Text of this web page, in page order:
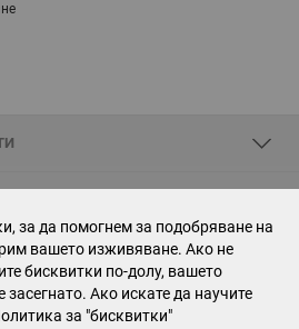
за да помогнем за подобряване на
вашето изживяване. Ако не
бисквитки по-долу, вашето
Ако искате да научите
за "бисквитки"